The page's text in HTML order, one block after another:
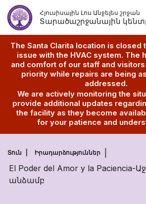
Անցնել
բովանդակությանըՀյուսիսային Լոս Անջելես շրջան
Տարածաշրջանային
The Santa Clarita location is closed
issue with the HVAC system. The
and comfort of our staff and
priority while repairs are being
addressed.
We are actively monitoring the
provide additional updates
the facility as they become
for your patience and
Տուն Իրադարձություններ
El Poder del Amor y la Paciencia-
անձամբ